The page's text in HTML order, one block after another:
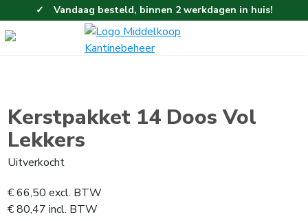
Vandaag besteld, binnen 2 werkdagen in huis!
Eenvoudig en gemakkelijk bestellen!
Gratis thuisbezorgd vanaf 100,-!
Kerstpakket 14 Doos Vol
Lekkers
Uitverkocht
€66,50 excl. BTW
€80,47 incl. BTW